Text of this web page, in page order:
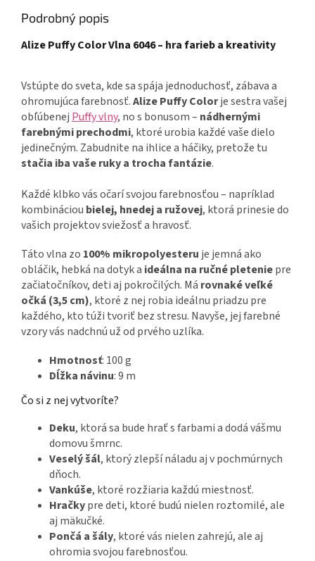
Podrobný popis
Alize Puffy Color Vlna 6046 – hra farieba kreativity
Vstúpte do sveta, kde sa spája jednoduchosť, zábava a
ohromujúca farebnosť.Alize Puffy Colorje sestra vašej
obľúbenej Puffy vlny, no s bonusom – nádhernými
farebnými prechodmi, ktoré urobia každé vaše dielo
jedinečným. Zabudnite na ihlice a háčiky, pretože tu
stačia iba vaše ruky a trocha fantázie.
Každé klbko vás očarí svojou farebnosťou – napríklad
kombináciou bielej, hnedej a ružovej, ktorá prinesie do
vašich projektov sviežosť a hravosť.
Táto vlna zo 100% mikropolyesteru je jemná ako
obláčik, hebká na dotyk a ideálna na ručné pleteniepre
začiatočníkov, deti aj pokročilých. Má rovnaké veľké
očká (3,5 cm), ktoré z nej robia ideálnu priadzu pre
každého, kto túži tvoriť bez stresu. Navyše, jej farebné
vzory vás nadchnú už od prvého uzlíka.
Hmotnosť: 100 g
Dĺžka návinu: 9 m
Čo si z nej vytvoríte?
Deku, ktorá sa bude hrať s farbami a dodá vášmu
domovu šmrnc.
Veselý šál, ktorý zlepší náladu aj v pochmúrnych
dňoch.
Vankúše, ktoré rozžiaria každú miestnosť.
Hračkypre deti, ktoré budú nielen roztomilé, ale
aj mäkučké.
Pončá a šály, ktoré vás nielen zahrejú, ale aj
ohromia svojou farebnosťou.